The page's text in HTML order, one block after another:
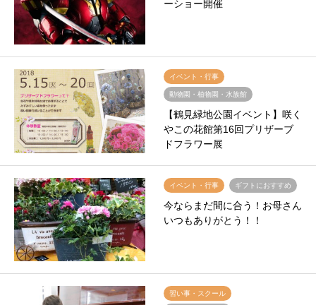
ーショー開催
イベント・行事
動物園・植物園・水族館
【鶴見緑地公園イベント】咲く
やこの花館第16回プリザーブ
ドフラワー展
イベント・行事 ギフトにおすすめ
今ならまだ間に合う！お母さん
いつもありがとう！！
習い事・スクール